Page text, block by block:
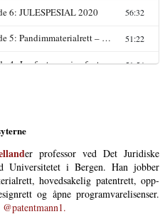
er professor ved Det Juri­diske
Uni­versi­tetet i Bergen. Han jobber
hoved­­sakelig patent­­rett, opp­
og åpne program­vare­lisenser.
@patentmann1.